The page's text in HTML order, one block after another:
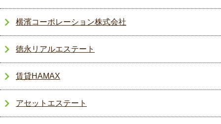
横濱コーポレーション株式会社
徳永リアルエステート
賃貸HAMAX
アセットエステート